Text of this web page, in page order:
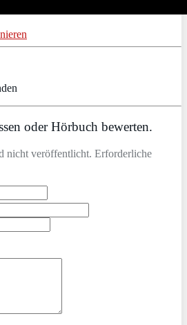
oder Hörbuch bewerten.
nicht veröffentlicht. Erforderliche